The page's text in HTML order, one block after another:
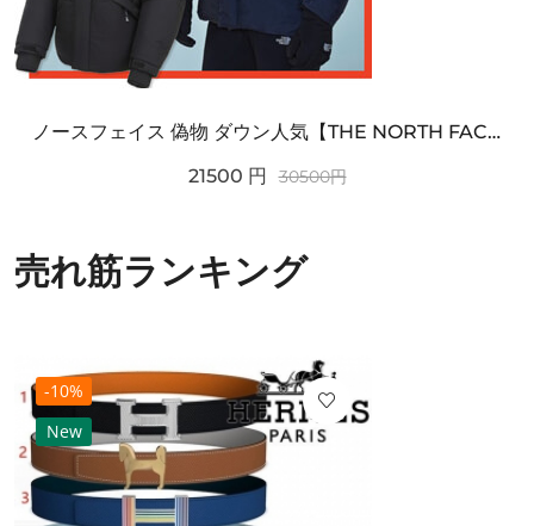
ノースフェイス 偽物 ダウン人気【THE NORTH FACE】M'S 7 SUMMIT HIM...
21500 円 30500円
売れ筋ランキング
-10%
New